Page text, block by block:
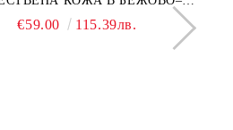
NOVA.
€59.00 115.39лв.